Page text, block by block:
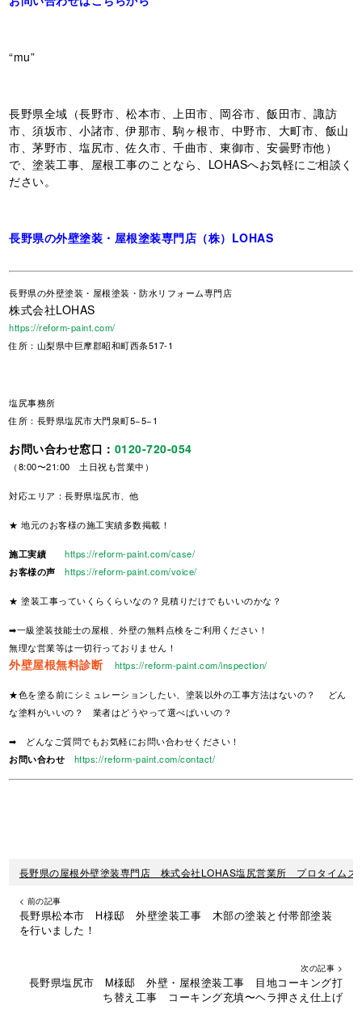
“mu”
長野県全域（長野市、松本市、上田市、岡谷市、飯田市、諏訪
市、須坂市、小諸市、伊那市、駒ヶ根市、中野市、大町市、飯山
市、茅野市、塩尻市、佐久市、千曲市、東御市、安曇野市他）
で、塗装工事、屋根工事のことなら、LOHASへお気軽にご相談く
ださい。
長野県の外壁塗装・屋根塗装専門店（株）LOHAS
長野県の外壁塗装・屋根塗装・防水リフォーム専門店
株式会社LOHAS
https://reform-paint.com/
住所：山梨県中巨摩郡昭和町西条517-1
塩尻事務所
住所：長野県塩尻市大門泉町5−5−1
お問い合わせ窓口： 0120-720-054
（8:00〜21:00 土日祝も営業中）
対応エリア：長野県塩尻市、他
★ 地元のお客様の施工実績多数掲載！
施工実績
https://reform-paint.com/case/
お客様の声
https://reform-paint.com/voice/
★ 塗装工事っていくらくらいなの？見積りだけでもいいのかな？
➡一級塗装技能士の屋根、外壁の無料点検をご利用ください！
無理な営業等は一切行っておりません！
外壁屋根無料診断 https://reform-paint.com/inspection/
★色を塗る前にシミュレーションしたい、塗装以外の工事方法はないの？ どん
な塗料がいいの？ 業者はどうやって選べばいいの？
➡ どんなご質問でもお気軽にお問い合わせください！
お問い合わせ
https://reform-paint.com/contact/
長野県の屋根外壁塗装専門店 株式会社LOHAS塩尻営業所 プロタイムズ
< 前の記事
長野県松本市 H様邸 外壁塗装工事 木部の塗装と付帯部塗装
を行いました！
次の記事 >
長野県塩尻市 M様邸 外壁・屋根塗装工事 目地コーキング打
ち替え工事 コーキング充填〜ヘラ押さえ仕上げ